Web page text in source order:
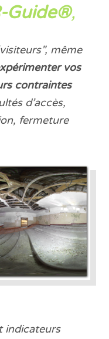
Guide®,
même
vos
contraintes
d’accès,
fermeture
indicateurs